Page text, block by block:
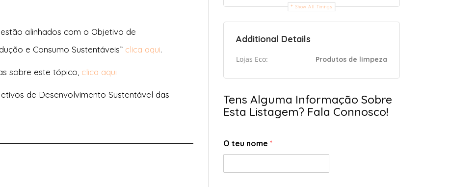
alinhados com o Objetivo de
e Consumo Sustentáveis” clica aqui.
sobre este tópico, clica aqui
de Desenvolvimento Sustentável das
Show All Timings
Additional Details
Lojas Eco: Produtos de limpeza
Tens Alguma Informação Sobre
Esta Listagem? Fala Connosco!
O teu nome *